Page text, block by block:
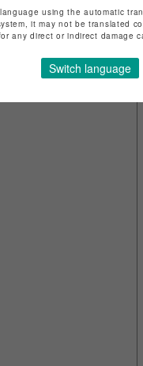
using the automatic
it may not be translated
any direct or indirect damage
Switch language